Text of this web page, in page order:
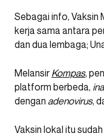
Sebagai info, Vaksin
kerja sama antara
dan dua lembaga;
Melansir Kompas,
platform berbeda,
dengan adenovirus,
Vaksin lokal itu